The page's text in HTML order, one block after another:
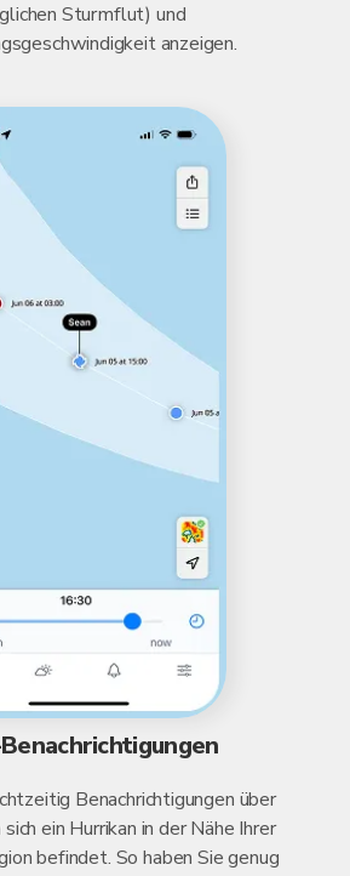
Sturmflut) und
anzeigen.
Benachrichtigungen über
ein Hurrikan in der Nähe Ihrer
befindet. So haben Sie genug